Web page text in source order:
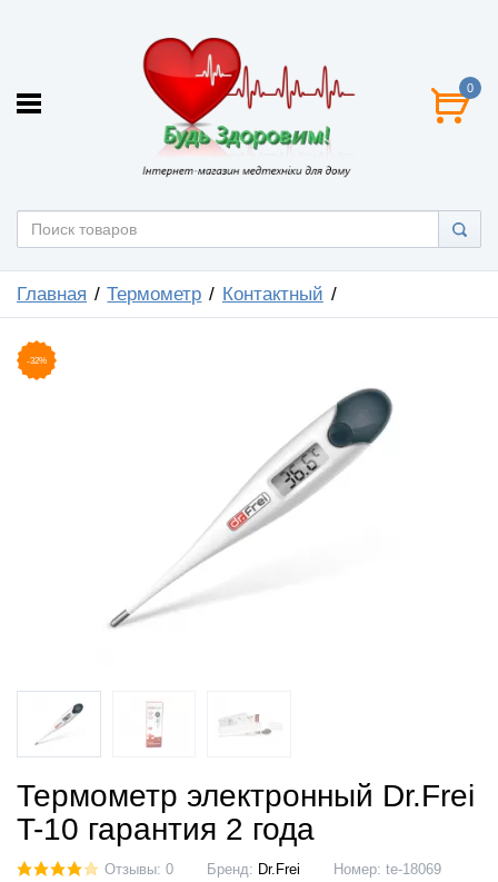
0
Главная Термометр Контактный
-32%
Термометр электронный Dr.Frei
T-10 гарантия 2 года
Отзывы: 0 Бренд: Dr.Frei Номер: tе-18069